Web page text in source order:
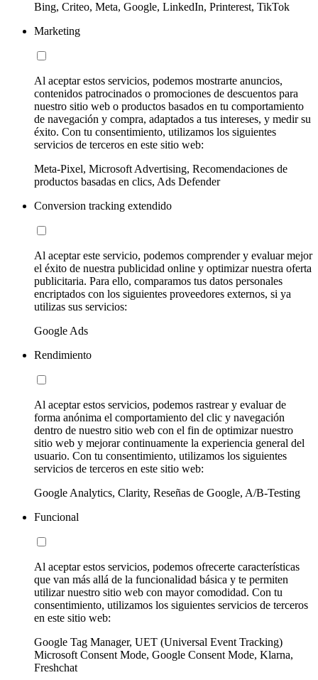
Bing, Criteo, Meta, Google, LinkedIn, Printerest, TikTok
Marketing
Al aceptar estos servicios, podemos mostrarte anuncios,
contenidos patrocinados o promociones de descuentos para
nuestro sitio web o productos basados en tu comportamiento
de navegación y compra, adaptados a tus intereses, y medir su
éxito. Con tu consentimiento, utilizamos los siguientes
servicios de terceros en este sitio web:
Meta-Pixel, Microsoft Advertising, Recomendaciones de
productos basadas en clics, Ads Defender
Conversion tracking extendido
Al aceptar este servicio, podemos comprender y evaluar mejor
el éxito de nuestra publicidad online y optimizar nuestra oferta
publicitaria. Para ello, comparamos tus datos personales
encriptados con los siguientes proveedores externos, si ya
utilizas sus servicios:
Google Ads
Rendimiento
Al aceptar estos servicios, podemos rastrear y evaluar de
forma anónima el comportamiento del clic y navegación
dentro de nuestro sitio web con el fin de optimizar nuestro
sitio web y mejorar continuamente la experiencia general del
usuario. Con tu consentimiento, utilizamos los siguientes
servicios de terceros en este sitio web:
Google Analytics, Clarity, Reseñas de Google, A/B-Testing
Funcional
Al aceptar estos servicios, podemos ofrecerte características
que van más allá de la funcionalidad básica y te permiten
utilizar nuestro sitio web con mayor comodidad. Con tu
consentimiento, utilizamos los siguientes servicios de terceros
en este sitio web:
Google Tag Manager, UET (Universal Event Tracking)
Microsoft Consent Mode, Google Consent Mode, Klarna,
Freshchat